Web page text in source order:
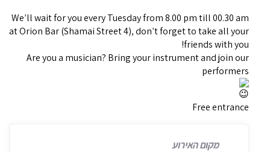
We’ll wait for you every Tuesday from 8.00 pm till 00.30 am
at Orion Bar (Shamai Street 4), don’t forget to take all your
friends with you!
Are you a musician? Bring your instrument and join our
performers
Free entrance
מקום האירוע